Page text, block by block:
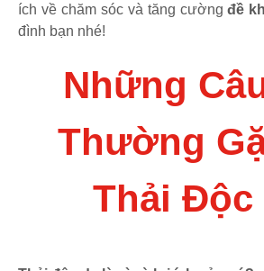
ích về chăm sóc và tăng cườngđề
đình bạn nhé!
Những
Thường
Thải Độc